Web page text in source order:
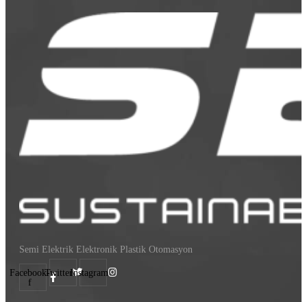
Semi Elektrik Elektronik Plastik Otomasyon
Facebook-
f
TwitterInstagram